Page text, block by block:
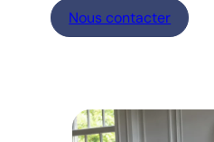
Nous contacter